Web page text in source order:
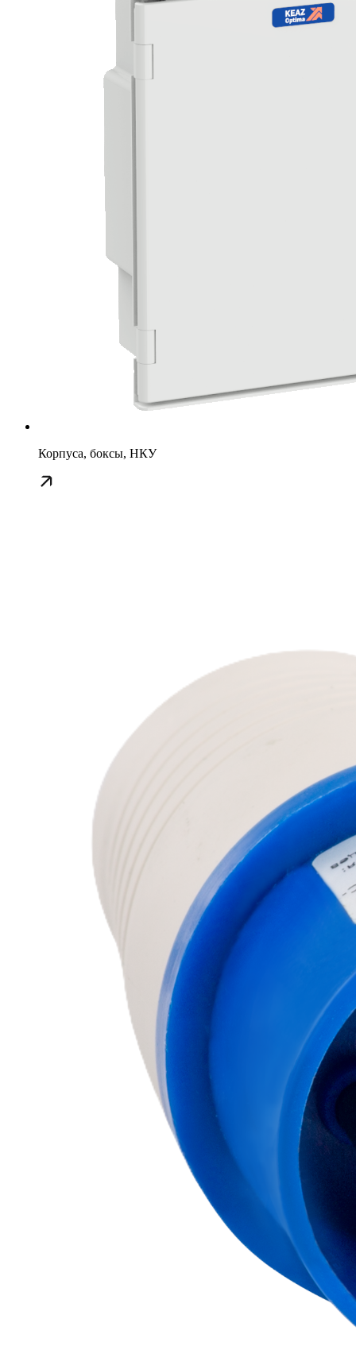
Корпуса, боксы, НКУ